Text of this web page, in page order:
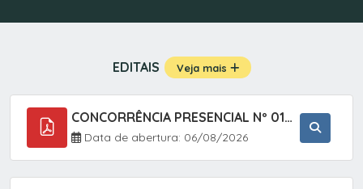
EDITAIS Veja mais
CONCORRÊNCIA PRESENCIAL Nº 019/2025 - PAVIMENTAÇÃO ASFÁLTICA EM TRECHO DA RUA 2 NO BAIRRO VILA SOARES NO MUNICÍPIO DE SETE BARRAS/SP.
Data de abertura: 06/08/2026